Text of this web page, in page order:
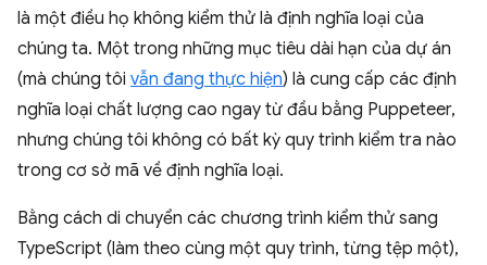
là một điều họ không kiểm thử là định nghĩa loại của
chúng ta. Một trong những mục tiêu dài hạn của dự án
(mà chúng tôi vẫn đang thực hiện) là cung cấp các định
nghĩa loại chất lượng cao ngay từ đầu bằng Puppeteer,
nhưng chúng tôi không có bất kỳ quy trình kiểm tra nào
trong cơ sở mã về định nghĩa loại.
Bằng cách di chuyển các chương trình kiểm thử sang
TypeScript (làm theo cùng một quy trình, từng tệp một),